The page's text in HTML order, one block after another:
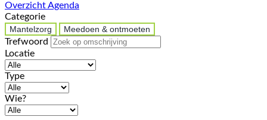
OverzichtAgenda
Categorie
Mantelzorg
Meedoen & ontmoeten
Trefwoord
Locatie
Type
Wie?